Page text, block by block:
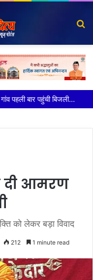
100 किडनी ट्रांसप्लांट की सफलता, हिम्स जौलीग्रांट ने बढ़ाया चिकित्सा सेवाओं का भरोसा
दी आमरण
को लेकर बड़ा विवाद
212 1 minute read